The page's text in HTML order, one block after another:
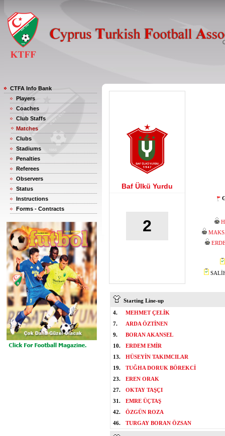
CTFA Info Bank
Players
Coaches
Club Staffs
Matches
Clubs
Stadiums
Penalties
Referees
Observers
Status
Instructions
Forms - Contracts
Baf Ülkü Yurdu
2
Starting Line-up
4.
MEHMET ÇELİK
7.
ARDA ÖZTİNEN
9.
BORAN AKANSEL
10.
ERDEM EMİR
13.
HÜSEYİN TAKIMCILAR
19.
TUĞHA DORUK BÖREKCİ
23.
EREN ORAK
27.
OKTAY TAŞÇI
31.
EMRE ÜÇTAŞ
42.
ÖZGÜN ROZA
46.
TURGAY BORAN ÖZSAN